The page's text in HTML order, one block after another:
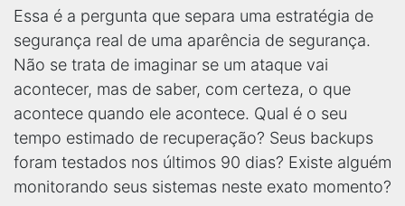
Essa é a pergunta que separa uma estratégia de
segurança real de uma aparência de segurança.
Não se trata de imaginar se um ataque vai
acontecer, mas de saber, com certeza, o que
acontece quando ele acontece. Qual é o seu
tempo estimado de recuperação? Seus backups
foram testados nos últimos 90 dias? Existe alguém
monitorando seus sistemas neste exato momento?